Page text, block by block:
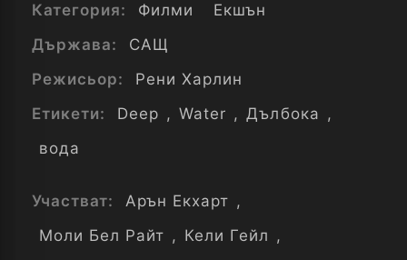
Категория: Филми
Екшън
Държава:
САЩ
Режисьор:
Рени Харлин
Етикети:
Deep , Water , Дълбока ,
вода
Участват: Арън Екхарт ,
Моли Бел Райт , Кели Гейл ,